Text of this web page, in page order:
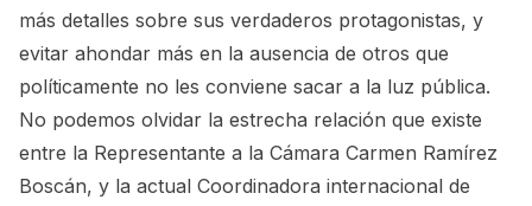
más detalles sobre sus verdaderos protagonistas, y
evitar ahondar más en la ausencia de otros que
políticamente no les conviene sacar a la luz pública.
No podemos olvidar la estrecha relación que existe
entre la Representante a la Cámara Carmen Ramírez
Boscán, y la actual Coordinadora internacional de